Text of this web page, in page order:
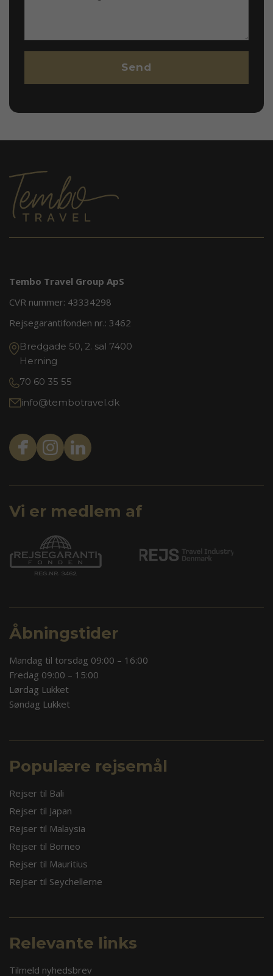
Tembo Travel Group ApS
CVR nummer: 43334298
Rejsegarantifonden nr.: 3462
Bredgade 50, 2. sal 7400
Herning
70 60 35 55
info@tembotravel.dk
Vi er medlem af
Åbningstider
Mandag til torsdag 09:00 – 16:00
Fredag 09:00 – 15:00
Lørdag Lukket
Søndag Lukket
Populære rejsemål
Rejser til Bali
Rejser til Japan
Rejser til Malaysia
Rejser til Borneo
Rejser til Mauritius
Rejser til Seychellerne
Relevante links
Tilmeld nyhedsbrev